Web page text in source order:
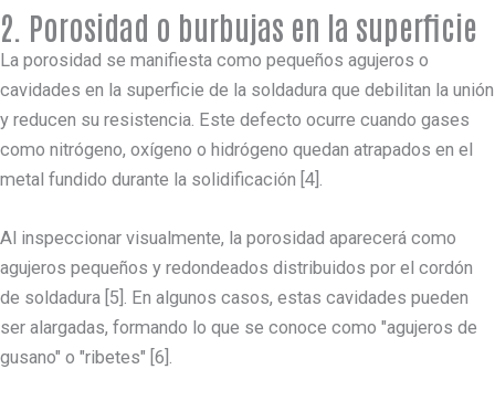
2. Porosidad o burbujas en la superficie
La porosidad se manifiesta como pequeños agujeros o
cavidades en la superficie de la soldadura que debilitan la unión
y reducen su resistencia. Este defecto ocurre cuando gases
como nitrógeno, oxígeno o hidrógeno quedan atrapados en el
metal fundido durante la solidificación [4].
Al inspeccionar visualmente, la porosidad aparecerá como
agujeros pequeños y redondeados distribuidos por el cordón
de soldadura [5]. En algunos casos, estas cavidades pueden
ser alargadas, formando lo que se conoce como "agujeros de
gusano" o "ribetes" [6].